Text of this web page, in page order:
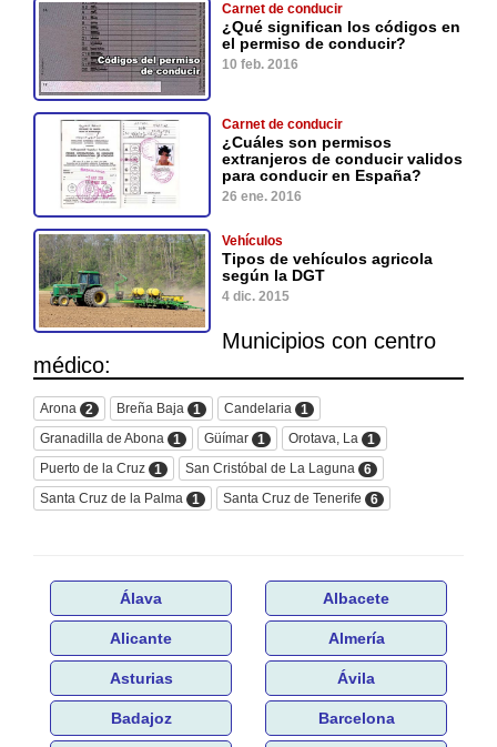
Carnet de conducir
¿Qué significan los códigos en
el permiso de conducir?
10 feb. 2016
Carnet de conducir
¿Cuáles son permisos
extranjeros de conducir validos
para conducir en España?
26 ene. 2016
Vehículos
Tipos de vehículos agricola
según la DGT
4 dic. 2015
Municipios con centro
médico:
Arona 2 Breña Baja 1 Candelaria
1
Granadilla de Abona
1 Güímar 1 Orotava, La
1
Puerto de la Cruz 1 San Cristóbal de La Laguna
6
Santa Cruz de la Palma
1 Santa Cruz de Tenerife 6
Álava Albacete
Alicante Almería
Asturias Ávila
Badajoz Barcelona